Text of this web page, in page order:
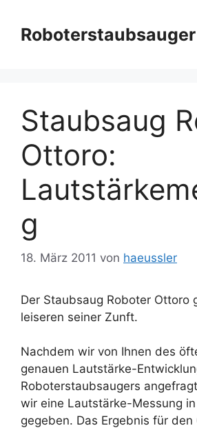
Inhalt
springen
Roboterstaubsauger
Staubsaug
Ottoro:
g
18. März 2011 von haeussler
Der Staubsaug Roboter Ottoro
leiseren seiner Zunft.
Nachdem wir von Ihnen des
genauen Lautstärke-
Roboterstaubsaugers
wir eine Lautstärke-Messung
gegeben. Das Ergebnis für den